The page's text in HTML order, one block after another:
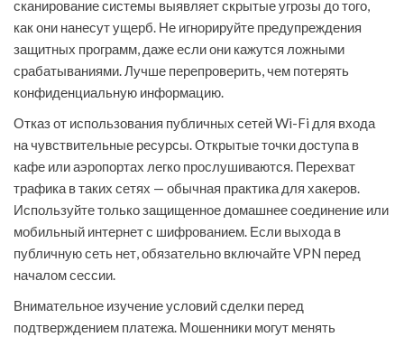
сканирование системы выявляет скрытые угрозы до того,
как они нанесут ущерб. Не игнорируйте предупреждения
защитных программ, даже если они кажутся ложными
срабатываниями. Лучше перепроверить, чем потерять
конфиденциальную информацию.
Отказ от использования публичных сетей Wi-Fi для входа
на чувствительные ресурсы. Открытые точки доступа в
кафе или аэропортах легко прослушиваются. Перехват
трафика в таких сетях — обычная практика для хакеров.
Используйте только защищенное домашнее соединение или
мобильный интернет с шифрованием. Если выхода в
публичную сеть нет, обязательно включайте VPN перед
началом сессии.
Внимательное изучение условий сделки перед
подтверждением платежа. Мошенники могут менять